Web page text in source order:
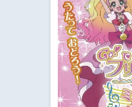
・ イベント一覧
・ イベントカレンダー
休館中の県民ホー
・ 施設概要
神奈川県立県民ホールSNS